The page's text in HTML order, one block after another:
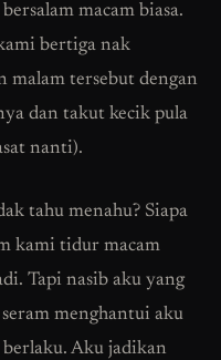
macam biasa.
bertiga nak
malam tersebut dengan
dan takut kecik pula
nanti).
tahu menahu? Siapa
kami tidur macam
Tapi nasib aku yang
menghantui aku
berlaku. Aku jadikan